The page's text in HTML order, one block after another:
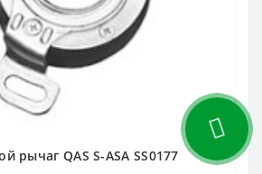
рычаг QAS S-ASA SS0177